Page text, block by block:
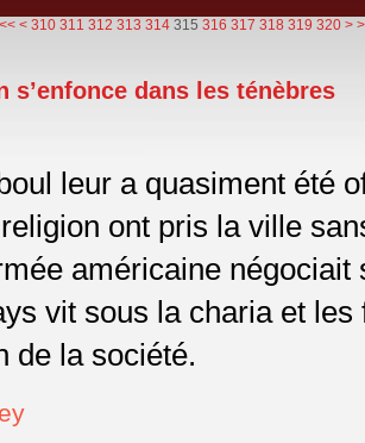
<< < 300
310 311 312 313 314 315 316 317 318 319 320 >
s’enfonce dans les ténèbres
leur a quasiment été
ont pris la ville
américaine négociait
vit sous la charia et les
de la société.